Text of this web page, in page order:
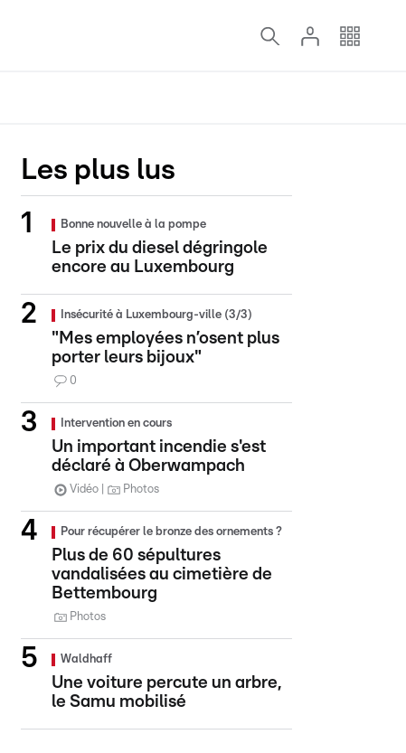
Les plus lus
Bonne nouvelle à la pompe
Le prix du diesel dégringole
encore au Luxembourg
Insécurité à Luxembourg-ville (3/3)
"Mes employées n’osent plus
porter leurs bijoux"
0
Intervention en cours
Un important incendie s'est
déclaré à Oberwampach
Vidéo Photos
Pour récupérer le bronze des ornements ?
Plus de 60 sépultures
vandalisées au cimetière de
Bettembourg
Photos
Waldhaff
Une voiture percute un arbre,
le Samu mobilisé